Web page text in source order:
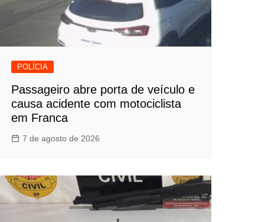
POLÍCIA
Passageiro abre porta de veículo e
causa acidente com motociclista
em Franca
7 de agosto de 2026